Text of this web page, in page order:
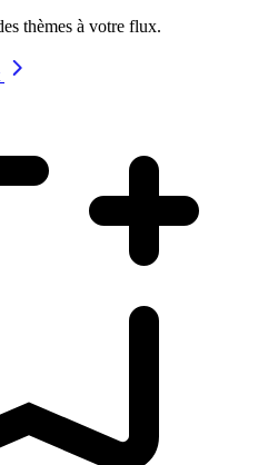
thèmes à votre flux.